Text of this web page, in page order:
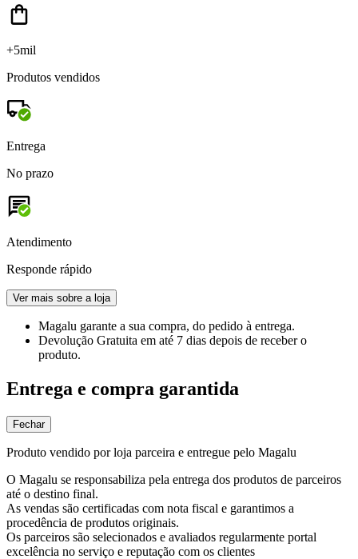
+5mil
Produtos vendidos
Entrega
No prazo
Atendimento
Responde rápido
Ver mais sobre a loja
Magalu garante a sua compra, do pedido à entrega.
Devolução Gratuita em até 7 dias depois de receber o
produto.
Entrega e compra garantida
Fechar
Produto vendido por loja parceira e entregue pelo Magalu
O Magalu se responsabiliza pela entrega dos produtos de parceiros
até o destino final.
As vendas são certificadas com nota fiscal e garantimos a
procedência de produtos originais.
Os parceiros são selecionados e avaliados regularmente portal
excelência no serviço e reputação com os clientes